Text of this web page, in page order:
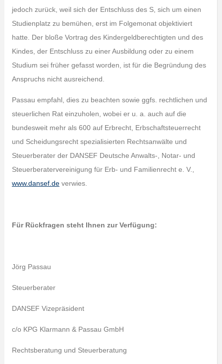
jedoch zurück, weil sich der Entschluss des S, sich um einen
Studienplatz zu bemühen, erst im Folgemonat objektiviert
hatte. Der bloße Vortrag des Kindergeldberechtigten und des
Kindes, der Entschluss zu einer Ausbildung oder zu einem
Studium sei früher gefasst worden, ist für die Begründung des
Anspruchs nicht ausreichend.
Passau empfahl, dies zu beachten sowie ggfs. rechtlichen und
steuerlichen Rat einzuholen, wobei er u. a. auch auf die
bundesweit mehr als 600 auf Erbrecht, Erbschaftsteuerrecht
und Scheidungsrecht spezialisierten Rechtsanwälte und
Steuerberater der DANSEF Deutsche Anwalts-, Notar- und
Steuerberatervereinigung für Erb- und Familienrecht e. V.,
www.dansef.deverwies.
Für Rückfragen steht Ihnen zur Verfügung:
Jörg Passau
Steuerberater
DANSEF Vizepräsident
c/o KPG Klarmann & Passau GmbH
Rechtsberatung und Steuerberatung